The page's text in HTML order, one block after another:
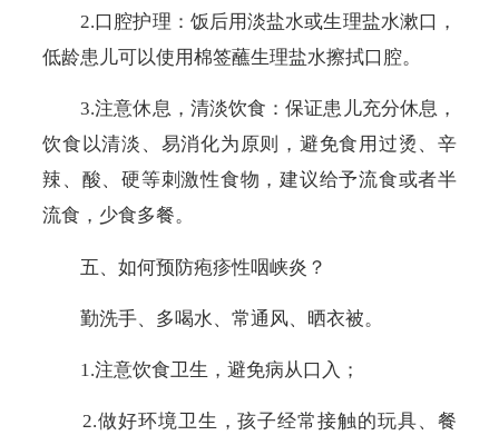
2.口腔护理：饭后用淡盐水或生理盐水漱口，
低龄患儿可以使用棉签蘸生理盐水擦拭口腔。
3.注意休息，清淡饮食：保证患儿充分休息，
饮食以清淡、易消化为原则，避免食用过烫、辛
辣、酸、硬等刺激性食物，建议给予流食或者半
流食，少食多餐。
五、如何预防疱疹性咽峡炎？
勤洗手、多喝水、常通风、晒衣被。
1.注意饮食卫生，避免病从口入；
2.做好环境卫生，孩子经常接触的玩具、餐